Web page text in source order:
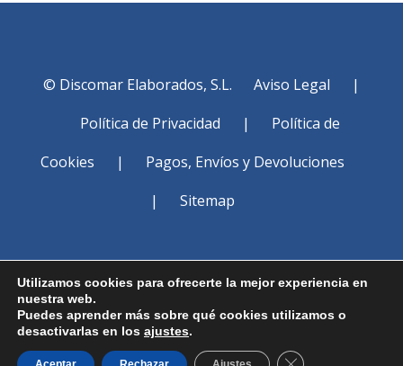
© Discomar Elaborados, S.L. Aviso Legal
|
Política de Privacidad
|
Política de
Cookies
|
Pagos, Envíos y Devoluciones
|
Sitemap
Utilizamos cookies para ofrecerte la mejor experiencia en
nuestra web.
Puedes aprender más sobre qué cookies utilizamos o
desactivarlas en los ajustes.
Cerrar el banner